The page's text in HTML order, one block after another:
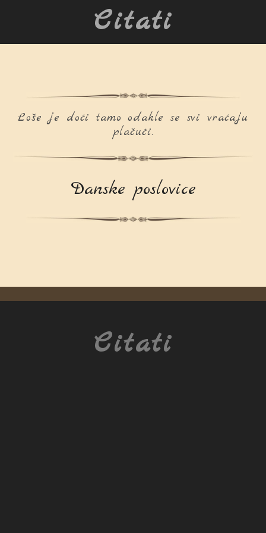
Citati
Loše je doći tamo odakle se svi vraćaju
plačući.
Danske poslovice
Citati